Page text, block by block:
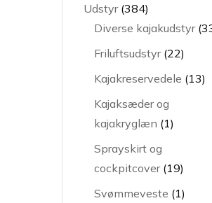
Udstyr 384384
varer
Diverse kajakudstyr
Friluftsudstyr 2222
varer
Kajakreservedele 1313
Kajaksæder og
kajakryglæn 11
Sprayskirt og
cockpitcover 1919
varer
Svømmeveste 11